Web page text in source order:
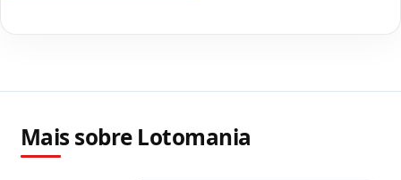
Mais sobre Lotomania